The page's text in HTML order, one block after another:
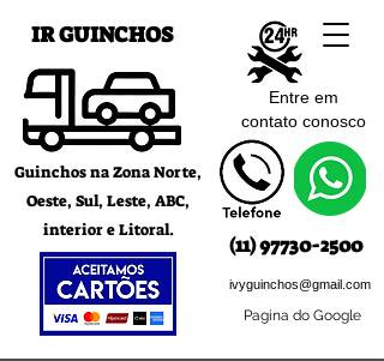
IR GUINCHOS
Guinchos na Zona Norte,
Oeste, Sul, Leste, ABC,
interior e Litoral.
Entre em
contato conosco
(11) 97730-2500
ivyguinchos@gmail.com
Pagina do Google